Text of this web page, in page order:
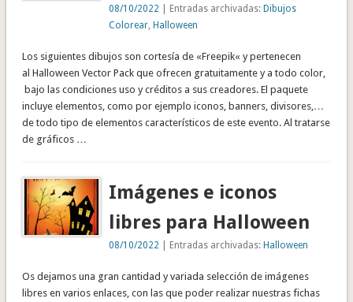
08/10/2022 | Entradas archivadas:Dibujos
Colorear ,Halloween
Los siguientes dibujos son cortesía de «Freepik« y pertenecen
al Halloween Vector Pack que ofrecen gratuitamente y a todo color,
bajo las condiciones uso y créditos a sus creadores. El paquete
incluye elementos, como por ejemplo iconos, banners, divisores,…
de todo tipo de elementos característicos de este evento. Al tratarse
de gráficos …
Imágenes e iconos
libres para Halloween
08/10/2022 | Entradas archivadas:Halloween
Os dejamos una gran cantidad y variada selección de imágenes
libres en varios enlaces, con las que poder realizar nuestras fichas